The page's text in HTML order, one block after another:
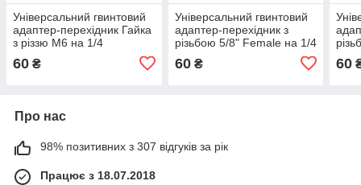
Універсальний гвинтовий
адаптер-перехідник Гайка
з різзю М6 на 1/4
60 ₴
Універсальний гвинтовий
адаптер-перехідник з
різьбою 5/8" Female на 1/4
60₴ 60
Про нас
98% позитивних з 307 відгуків за рік
Працює з 18.07.2018